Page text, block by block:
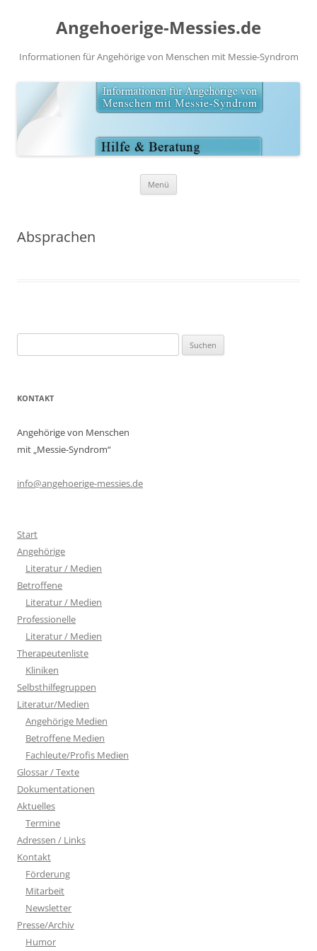
Angehoerige-Messies.de
Informationen für Angehörige von Menschen mit Messie-Syndrom
Menü
Absprachen
nach:
KONTAKT
Angehörige von Menschen
mit „Messie-Syndrom“
info@angehoerige-messies.de
Start
Angehörige
Literatur / Medien
Betroffene
Literatur / Medien
Professionelle
Literatur / Medien
Therapeutenliste
Kliniken
Selbsthilfegruppen
Literatur/Medien
Angehörige Medien
Betroffene Medien
Fachleute/Profis Medien
Glossar / Texte
Dokumentationen
Aktuelles
Termine
Adressen / Links
Kontakt
Förderung
Mitarbeit
Newsletter
Presse/Archiv
Humor